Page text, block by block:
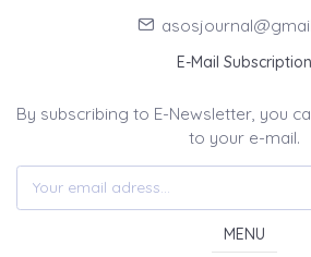
E-Mail Subscription
By subscribing to E-Newsletter, you
to your e-mail.
MENU